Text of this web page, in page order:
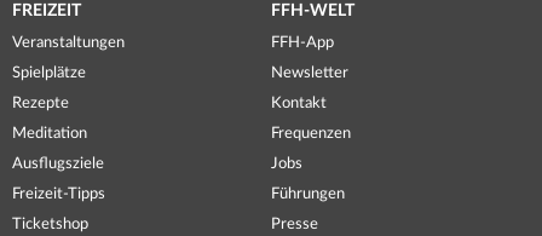
FREIZEIT
Veranstaltungen
Spielplätze
Rezepte
Meditation
Ausflugsziele
Freizeit-Tipps
Ticketshop
FFH-WELT
FFH-App
Newsletter
Kontakt
Frequenzen
Jobs
Führungen
Presse